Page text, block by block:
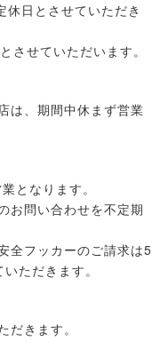
日とさせていただき
させていただいます。
は、期間中休まず営業
となります。
お問い合わせを不定期
全フッカーのご請求は5
ただきます。
きます。